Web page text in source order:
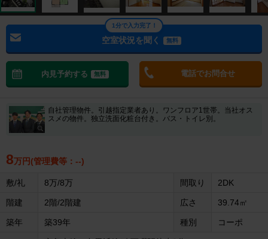
空室状況を聞く 無料
1分で入力完了！
内見予約する 無料 電話でお問合せ
自社管理物件。引越指定業者あり。ワンフロア1世帯。当社オス
スメの物件。独立洗面化粧台付き。バス・トイレ別。
8万円(管理費等：--)
敷/礼 8万/8万 間取り 2DK
階建 2階/2階建 広さ 39.74㎡
築年 築39年 種別 コーポ